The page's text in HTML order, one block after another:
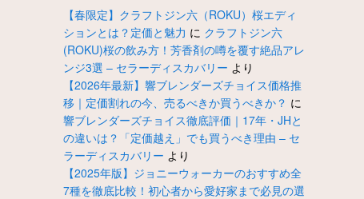
【春限定】クラフトジン六（ROKU）桜エディ
ションとは？定価と魅力 に クラフトジン六
(ROKU)桜の飲み方！芳香剤の噂を覆す絶品アレ
ンジ3選 – セラーディスカバリー より
【2026年最新】響ブレンダーズチョイス価格推
移｜定価割れの今、売るべきか買うべきか？ に
響ブレンダーズチョイス徹底評価｜17年・JHと
の違いは？「定価越え」でも買うべき理由 – セ
ラーディスカバリー より
【2025年版】ジョニーウォーカーのおすすめ全
7種を徹底比較！初心者から愛好家まで必見の選